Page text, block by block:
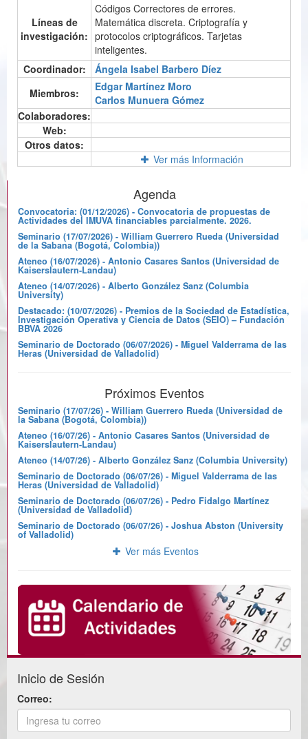
Líneas de
investigación:
Códigos Correctores de errores.
Matemática discreta. Criptografía y
protocolos criptográficos. Tarjetas
inteligentes.
Coordinador:
Ángela Isabel Barbero Díez
Miembros:
Edgar Martínez Moro
Carlos Munuera Gómez
Colaboradores:
Web:
Otros datos:
Ver más Información
Agenda
Convocatoria: (01/12/2026) - Convocatoria de propuestas de
Actividades del IMUVA financiables parcialmente. 2026.
Seminario (17/07/2026) - William Guerrero Rueda (Universidad
de la Sabana (Bogotá, Colombia))
Ateneo (16/07/2026) - Antonio Casares Santos (Universidad de
Kaiserslautern-Landau)
Ateneo (14/07/2026) - Alberto González Sanz (Columbia
University)
Destacado: (10/07/2026) - Premios de la Sociedad de Estadística,
Investigación Operativa y Ciencia de Datos (SEIO) – Fundación
BBVA 2026
Seminario de Doctorado (06/07/2026) - Miguel Valderrama de las
Heras (Universidad de Valladolid)
Próximos Eventos
Seminario (17/07/26) - William Guerrero Rueda (Universidad de
la Sabana (Bogotá, Colombia))
Ateneo (16/07/26) - Antonio Casares Santos (Universidad de
Kaiserslautern-Landau)
Ateneo (14/07/26) - Alberto González Sanz (Columbia University)
Seminario de Doctorado (06/07/26) - Miguel Valderrama de las
Heras (Universidad de Valladolid)
Seminario de Doctorado (06/07/26) - Pedro Fidalgo Martínez
(Universidad de Valladolid)
Seminario de Doctorado (06/07/26) - Joshua Abston (University
of Valladolid)
Ver más Eventos
Inicio de Sesión
Correo: